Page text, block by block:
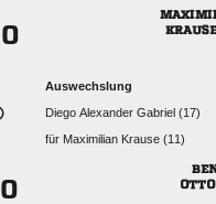


Auswechslung
   
für   

